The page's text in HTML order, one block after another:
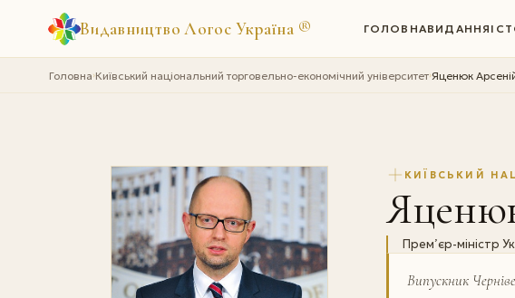
Видавництво Логос Україна ® ГОЛОВНАВИДАННЯ
Головна›Київський національний торговельно-економічний університет›Яценюк
КИЇВСЬКИЙ
Прем’єр-міністр
Випускник